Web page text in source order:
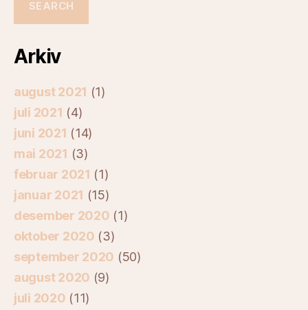
Arkiv
august 2021 (1)
juli 2021 (4)
juni 2021 (14)
mai 2021 (3)
februar 2021 (1)
januar 2021 (15)
desember 2020 (1)
oktober 2020 (3)
september 2020 (50)
august 2020 (9)
juli 2020 (11)